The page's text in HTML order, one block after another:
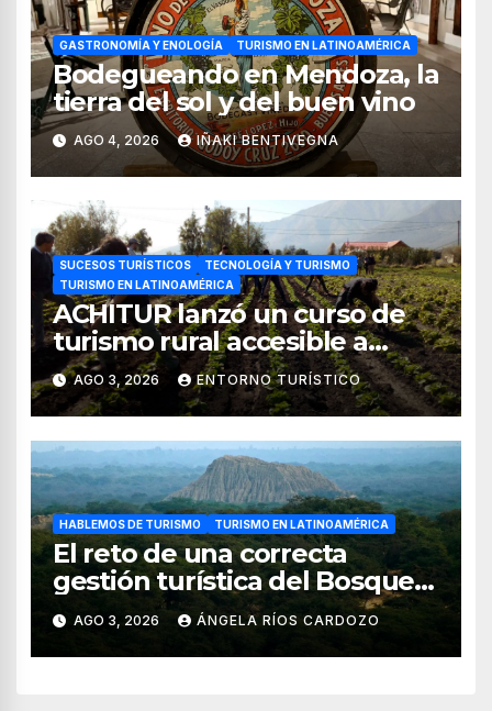
GASTRONOMÍA Y ENOLOGÍA TURISMO EN LATINOAMÉRICA
Bodegueando en Mendoza, la
tierra del sol y del buen vino
AGO 4, 2026 IÑAKI BENTIVEGNA
SUCESOS TURÍSTICOS
TECNOLOGÍA Y TURISMO
TURISMO EN LATINOAMÉRICA
ACHITUR lanzó un curso de
turismo rural accesible a
través de WhatsApp
AGO 3, 2026 ENTORNO TURÍSTICO
HABLEMOS DE TURISMO TURISMO EN LATINOAMÉRICA
El reto de una correcta
gestión turística del Bosque
de Pomac (en Perú)
AGO 3, 2026 ÁNGELA RÍOS CARDOZO